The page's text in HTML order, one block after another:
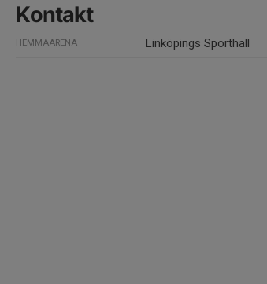
Kontakt
HEMMAARENA Linköpings Sporthall